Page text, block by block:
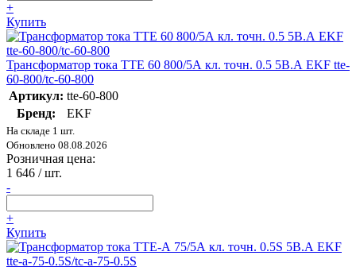
+
Купить
Трансформатор тока ТТЕ 60 800/5А кл. точн. 0.5 5В.А EKF tte-
60-800/tc-60-800
Артикул: tte-60-800
Бренд:
EKF
На складе 1 шт.
Обновлено 08.08.2026
Розничная цена:
1 646 / шт.
-
+
Купить